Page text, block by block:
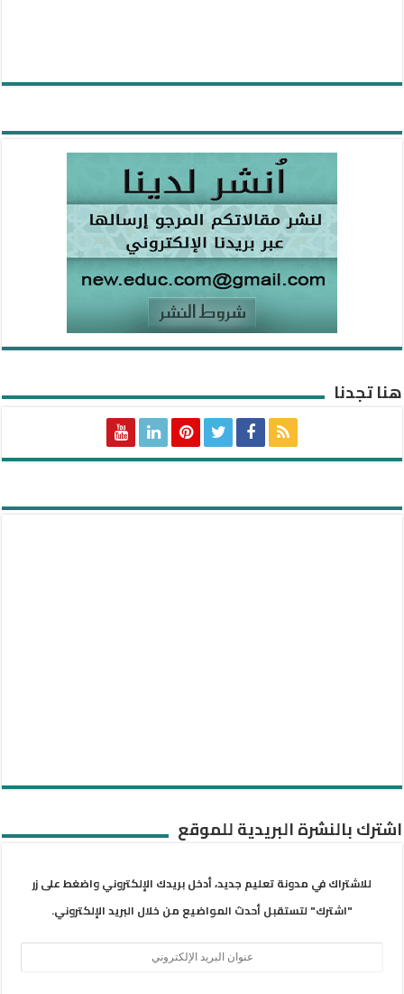
هنا تجدنا
اشترك بالنشرة البريدية للموقع
للاشتراك في مدونة تعليم جديد، أدخل بريدك الإلكتروني واضغط على زر
"اشترك" لتستقبل أحدث المواضيع من خلال البريد الإلكتروني.